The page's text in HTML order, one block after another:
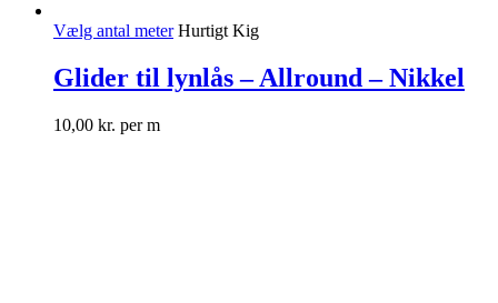
Vælg antal meter Hurtigt Kig
Glider til lynlås – Allround – Nikkel
10,00 kr. per m